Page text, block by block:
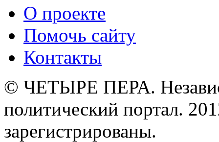
О проекте
Помочь сайту
Контакты
© ЧЕТЫРЕ ПЕРА.
политический портал.
зарегистрированы.